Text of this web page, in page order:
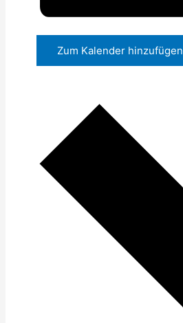
Zum Kalender hinzufügen